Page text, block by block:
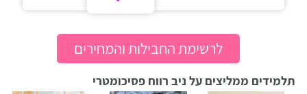
לרשימת החבילות והמחירים
תלמידים ממליצים על ניב רווח פסיכומטרי